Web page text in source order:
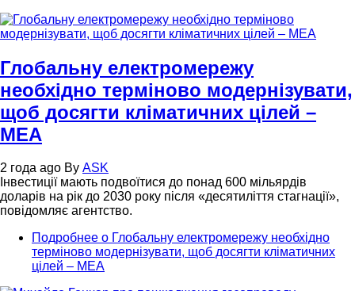
Глобальну електромережу
необхідно терміново модернізувати,
щоб досягти кліматичних цілей –
МЕА
2 года ago By ASK
Інвестиції мають подвоїтися до понад 600 мільярдів
доларів на рік до 2030 року після «десятиліття стагнації»,
повідомляє агентство.
Подробнее о Глобальну електромережу необхідно
терміново модернізувати, щоб досягти кліматичних
цілей – МЕА